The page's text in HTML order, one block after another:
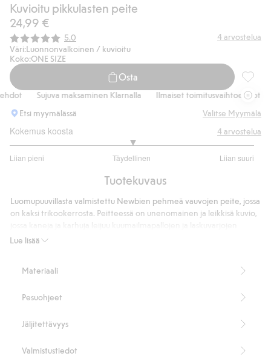
Kuvioitu pikkulasten peite
24,99 €
Keskimääräinen luokitus:
5.0 4arvostelua
Väri:Luonnonvalkoinen / kuvioitu
Koko:ONE SIZE
Osta
Sujuva maksaminen Klarnalla Ilmaiset toimitusvaihtoehdot
Etsi myymälässä
Valitse Myymälä
Kokemus koosta
Liian pieni Täydellinen Liian suuri
/
ääneen
4arvostelua
Tuotekuvaus
Lue lisää
Luomupuuvillasta valmistettu Newbien pehmeä vauvojen peite, jossa
on kaksi trikookerrosta. Peitteessä on unenomainen ja leikkisä kuvio,
joukossa. Yksivärinen kääntöpuoli luo hienon tasapainon. Pehmeä
Koko: 73 x 73 cm.
Tuotenumero:
Materiaali
Pesuohjeet
Jäljitettävyys
Valmistustiedot